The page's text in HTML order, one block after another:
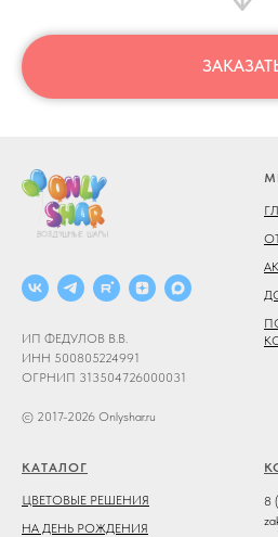
ИП ФЕДУЛОВ В.В.
ИНН 500805224991
ОГРНИП 313504726000031
© 2017-2026 Onlyshar.ru
КАТАЛОГ
ЦВЕТОВЫЕ РЕШЕНИЯ
НА ДЕНЬ РОЖДЕНИЯ
8